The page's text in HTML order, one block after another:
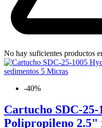
No hay suficientes productos
-40%
Cartucho SDC-
Polipropileno 2.5"